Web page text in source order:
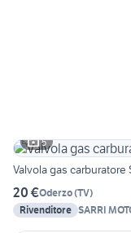
5
Valvola gas carburatore
20 €Oderzo(TV)
Rivenditore SARRI